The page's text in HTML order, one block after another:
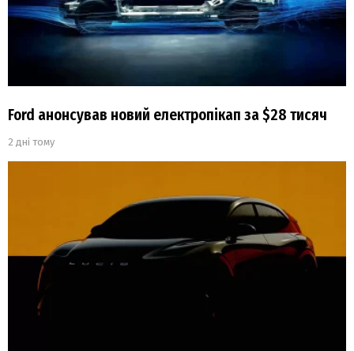
Ford анонсував новий електропікап за $28 тисяч
2 дні тому